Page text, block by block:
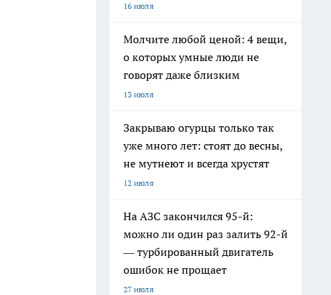
16 июля
Молчите любой ценой: 4 вещи,
о которых умные люди не
говорят даже близким
13 июля
Закрываю огурцы только так
уже много лет: стоят до весны,
не мутнеют и всегда хрустят
12 июля
На АЗС закончился 95-й:
можно ли один раз залить 92-й
— турбированный двигатель
ошибок не прощает
27 июля